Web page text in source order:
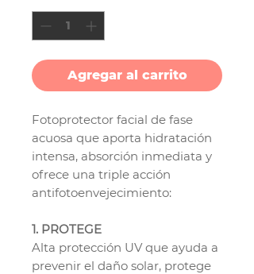
Agregar al carrito
Fotoprotector facial de fase
acuosa que aporta hidratación
intensa, absorción inmediata y
ofrece una triple acción
antifotoenvejecimiento:
1. PROTEGE
Alta protección UV que ayuda a
prevenir el daño solar, protege